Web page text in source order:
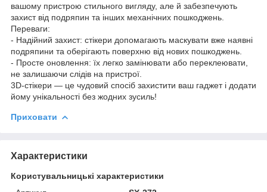
вашому пристрою стильного вигляду, але й забезпечують
захист від подряпин та інших механічних пошкоджень.
Переваги:
- Надійний захист: стікери допомагають маскувати вже наявні
подряпини та оберігають поверхню від нових пошкоджень.
- Просте оновлення: їх легко замінювати або переклеювати,
не залишаючи слідів на пристрої.
3D-стікери — це чудовий спосіб захистити ваш гаджет і додати
йому унікальності без жодних зусиль!
Приховати
Характеристики
Користувальницькі характеристики